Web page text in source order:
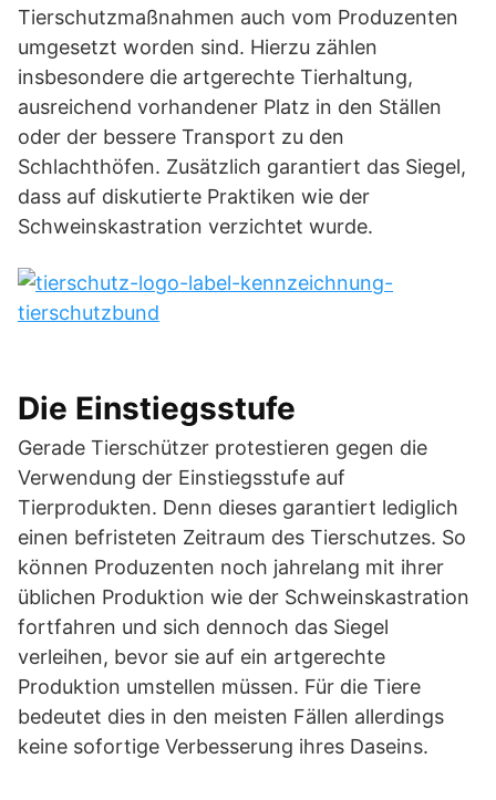
Tierschutzmaßnahmen auch vom Produzenten
umgesetzt worden sind. Hierzu zählen
insbesondere die artgerechte Tierhaltung,
ausreichend vorhandener Platz in den Ställen
oder der bessere Transport zu den
Schlachthöfen. Zusätzlich garantiert das Siegel,
dass auf diskutierte Praktiken wie der
Schweinskastration verzichtet wurde.
Die Einstiegsstufe
Gerade Tierschützer protestieren gegen die
Verwendung der Einstiegsstufe auf
Tierprodukten. Denn dieses garantiert lediglich
einen befristeten Zeitraum des Tierschutzes. So
können Produzenten noch jahrelang mit ihrer
üblichen Produktion wie der Schweinskastration
fortfahren und sich dennoch das Siegel
verleihen, bevor sie auf ein artgerechte
Produktion umstellen müssen. Für die Tiere
bedeutet dies in den meisten Fällen allerdings
keine sofortige Verbesserung ihres Daseins.